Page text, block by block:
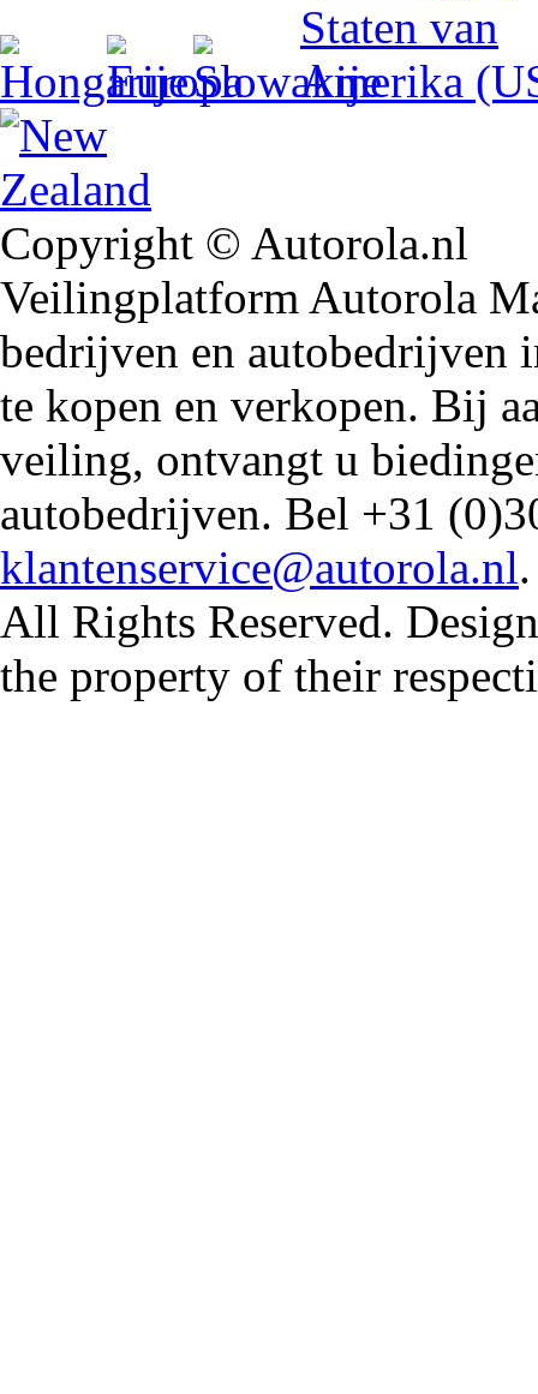
Copyright © Autorola.nl
Veilingplatform Autorola
bedrijven en autobedrijven
te kopen en verkopen. Bij
veiling, ontvangt u
autobedrijven. Bel +31
klantenservice@autorola.nl
All Rights Reserved.
the property of their